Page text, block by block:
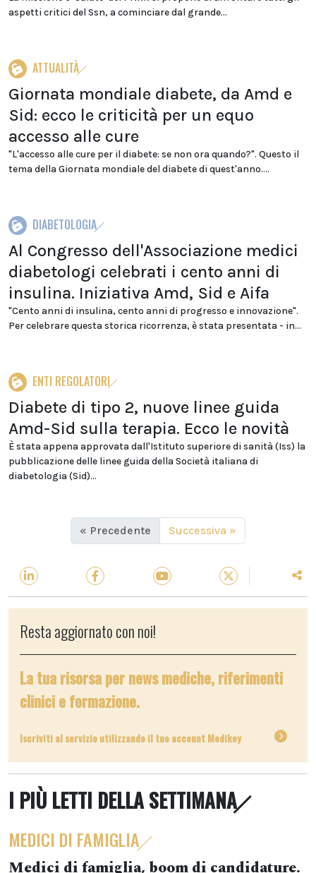
aspetti critici del Ssn, a cominciare dal grande...
ATTUALITÀ
Giornata mondiale diabete, da Amd e
Sid: ecco le criticità per un equo
accesso alle cure
"L'accesso alle cure per il diabete: se non ora quando?". Questo il
tema della Giornata mondiale del diabete di quest'anno....
DIABETOLOGIA
Al Congresso dell'Associazione medici
diabetologi celebrati i cento anni di
insulina. Iniziativa Amd, Sid e Aifa
"Cento anni di insulina, cento anni di progresso e innovazione".
Per celebrare questa storica ricorrenza, è stata presentata - in...
ENTI REGOLATORI
Diabete di tipo 2, nuove linee guida
Amd-Sid sulla terapia. Ecco le novità
È stata appena approvata dall'Istituto superiore di sanità (Iss) la
pubblicazione delle linee guida della Società italiana di
diabetologia (Sid)...
« Precedente Successiva »
Resta aggiornato con noi!
La tua risorsa per news mediche, riferimenti
clinici e formazione.
Iscriviti al servizio utilizzando il tuo account Medikey
I PIÙ LETTI DELLA SETTIMANA
MEDICI DI FAMIGLIA
Medici di famiglia, boom di candidature.